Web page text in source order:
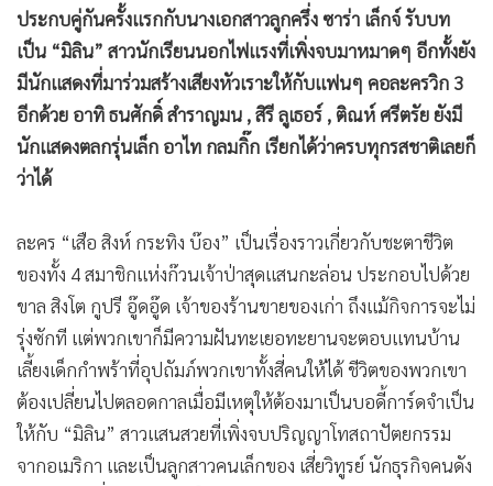
ประกบคู่กันครั้งแรกกับนางเอกสาวลูกครึ่ง ซาร่า เล็กจ์ รับบท
เป็น “มิลิน” สาวนักเรียนนอกไฟแรงที่เพิ่งจบมาหมาดๆ อีกทั้งยัง
มีนักแสดงที่มาร่วมสร้างเสียงหัวเราะให้กับแฟนๆ คอละครวิก 3
อีกด้วย อาทิ ธนศักดิ์ สำราญมน , สิรี ลูเธอร์ , ติณห์ ศรีตรัย ยังมี
นักแสดงตลกรุ่นเล็ก อาไท กลมกิ๊ก เรียกได้ว่าครบทุกรสชาติเลยก็
ว่าได้
ละคร “เสือ สิงห์ กระทิง บ๊อง” เป็นเรื่องราวเกี่ยวกับชะตาชีวิต
ของทั้ง 4 สมาชิกแห่งก๊วนเจ้าป่าสุดแสนกะล่อน ประกอบไปด้วย
ขาล สิงโต กูปรี อู๊ดอู๊ด เจ้าของร้านขายของเก่า ถึงแม้กิจการจะไม่
รุ่งซักที แต่พวกเขาก็มีความฝันทะเยอทะยานจะตอบแทนบ้าน
เลี้ยงเด็กกำพร้าที่อุปถัมภ์พวกเขาทั้งสี่คนให้ได้ ชีวิตของพวกเขา
ต้องเปลี่ยนไปตลอดกาลเมื่อมีเหตุให้ต้องมาเป็นบอดี้การ์ดจำเป็น
ให้กับ “มิลิน” สาวแสนสวยที่เพิ่งจบปริญญาโทสถาปัตยกรรม
จากอเมริกา และเป็นลูกสาวคนเล็กของ เสี่ยวิทูรย์ นักธุรกิจคนดัง